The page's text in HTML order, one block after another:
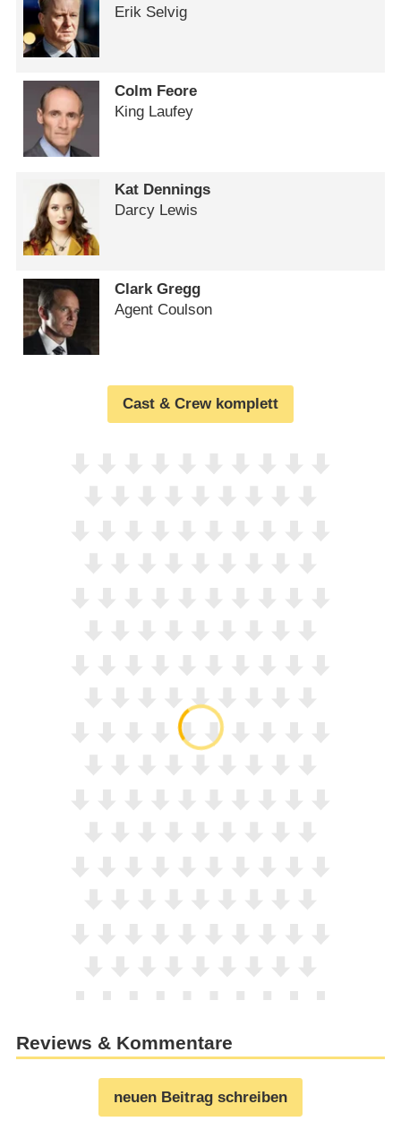
Erik Selvig
Colm Feore
King Laufey
Kat Dennings
Darcy Lewis
Clark Gregg
Agent Coulson
Cast & Crew komplett
Reviews & Kommentare
neuen Beitrag schreiben